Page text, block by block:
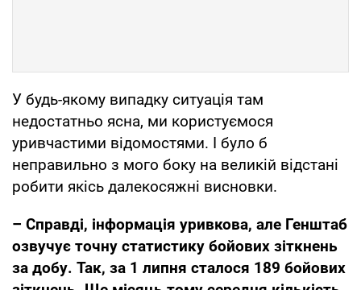
У будь-якому випадку ситуація там
недостатньо ясна, ми користуємося
уривчастими відомостями. І було б
неправильно з мого боку на великій відстані
робити якісь далекосяжні висновки.
– Справді, інформація уривкова, але Генштаб
озвучує точну статистику бойових зіткнень
за добу. Так, за 1 липня сталося 189 бойових